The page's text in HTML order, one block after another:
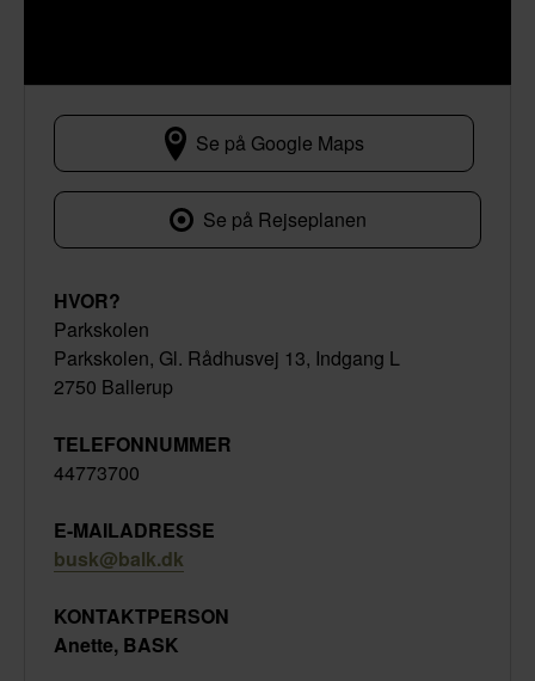
Parkskolen, Gl. Rådhusvej 13,
Se på Google Maps
Se på Rejseplanen
HVOR?
Parkskolen
Parkskolen, Gl. Rådhusvej 13, Indgang L
2750 Ballerup
TELEFONNUMMER
44773700
E-MAILADRESSE
busk@balk.dk
KONTAKTPERSON
Anette, BASK